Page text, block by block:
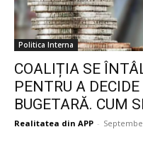
Politica Interna
COALIȚIA SE
PENTRU A
BUGETARĂ. CUM
Realitatea din APP -